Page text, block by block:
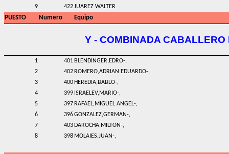
9
422JUAREZ WALTER
PUESTO Numero Equipo
Y - COMBINADA CABALLERO
1 401 BLENDINGER,EDRO-,
2
402 ROMERO,ADRIAN EDUARDO-,
3
400 HEREDIA,BABLO-,
4
399 ISRAELEV,MARIO-,
5
397 RAFAEL,MIGUEL ANGEL-,
6
396GONZALEZ,GERMAN-,
7
403 DAROCHA,MILTON-,
8
398 MOLAIES,JUAN-,